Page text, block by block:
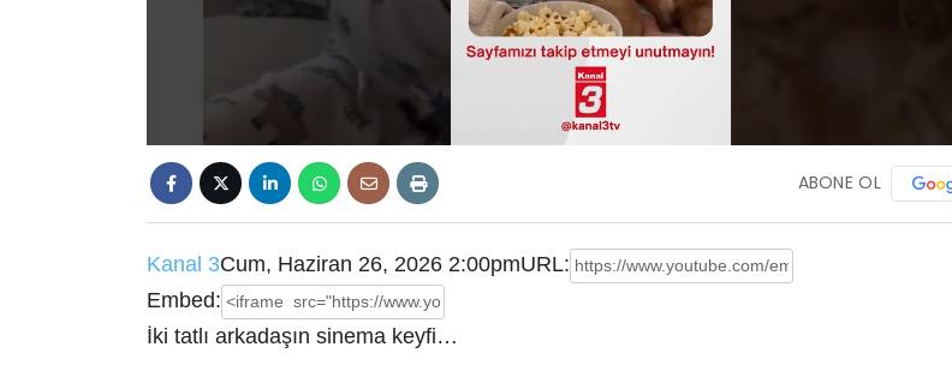
ABONE OL
Kanal 3Cum, Haziran 26, 2026 2:00pmURL:
Embed:
İki tatlı arkadaşın sinema keyfi…